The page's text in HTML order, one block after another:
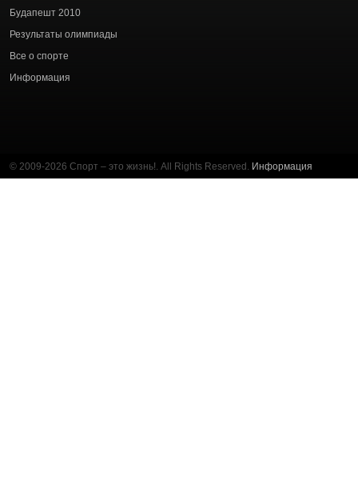
Будапешт 2010
Результаты олимпиады
Все о спорте
Информация
© 2009-2026 Спорт – это жизнь!. All Rights Reserved. Информация